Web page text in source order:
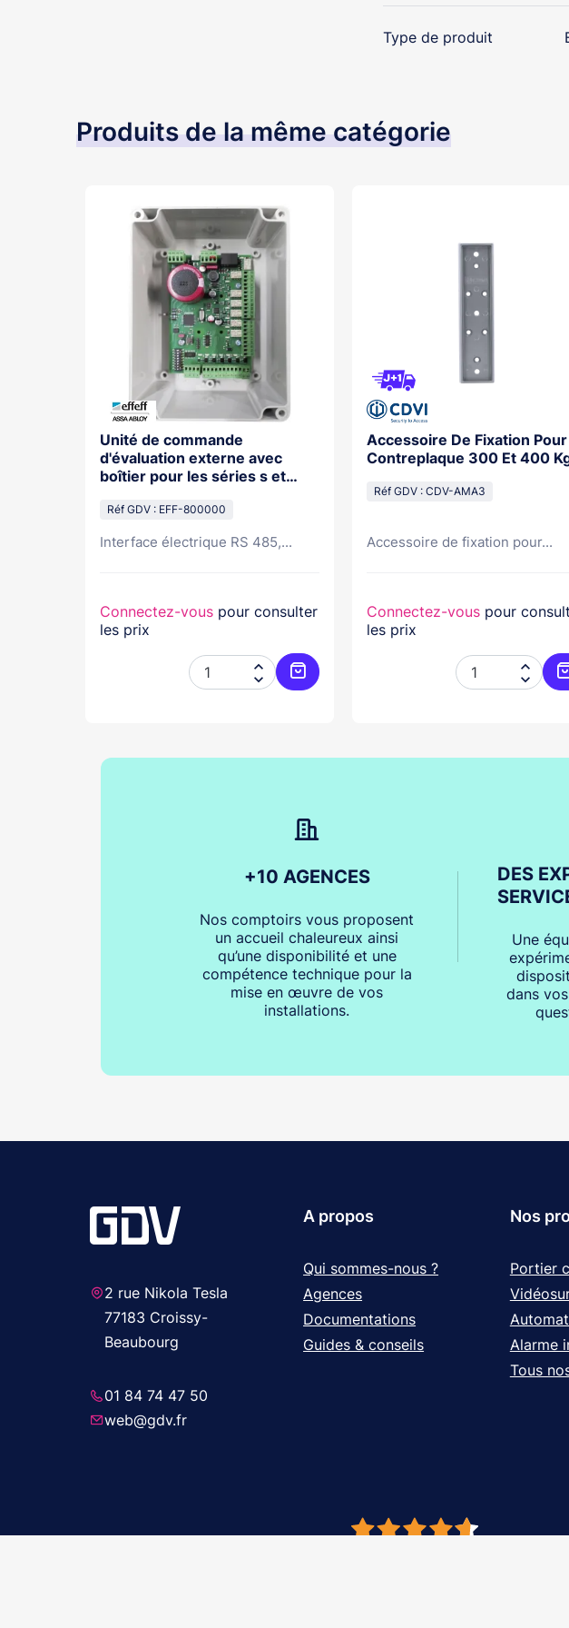
Type de produit
Produits de la même catégorie
Unité de commande
d'évaluation externe avec
boîtier pour les séries s et
(e-)access
Réf GDV : EFF-800000
Interface électrique RS 485,...
Connectez-vous pour consulter
les prix


Ajouter au panier
Accessoire De Fixation Pour
Contreplaque 300 Et 400
Réf GDV : CDV-AMA3
Accessoire de fixation pour...
Connectez-vous pour
les prix


+10 AGENCES
Nos comptoirs vous proposent
un accueil chaleureux ainsi
qu’une disponibilité et une
compétence technique pour la
mise en œuvre de vos
installations.
DES
Une
dans
2 rue Nikola Tesla
77183 Croissy-
Beaubourg
01 84 74 47 50
web@gdv.fr
A propos
Qui sommes-nous ?
Agences
Documentations
Guides & conseils
Nos
Portier
Alarme
Tous